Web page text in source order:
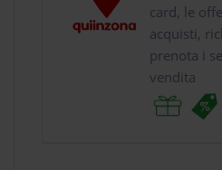
card, le
acquisti,
prenota i
vendita